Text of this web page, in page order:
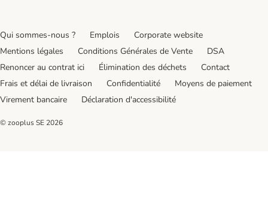
Qui sommes-nous ? Emplois
Corporate website
Mentions légales
Conditions Générales de Vente
DSA
Renoncer au contrat ici
Élimination des déchets
Contact
Frais et délai de livraison
Confidentialité
Moyens de paiement
Virement bancaire
Déclaration d'accessibilité
© zooplus SE 2026